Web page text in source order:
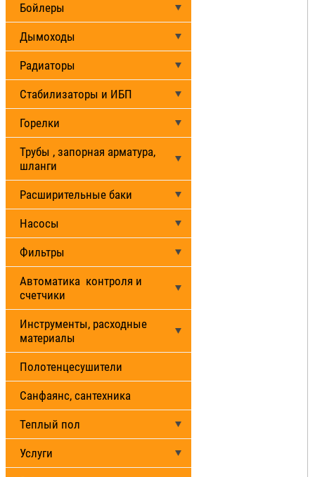
Бойлеры
Дымоходы
Радиаторы
Стабилизаторы и ИБП
Горелки
Трубы , запорная арматура,
шланги
Расширительные баки
Насосы
Фильтры
Автоматика контроля и
счетчики
Инструменты, расходные
материалы
Полотенцесушители
Санфаянс, сантехника
Теплый пол
Услуги